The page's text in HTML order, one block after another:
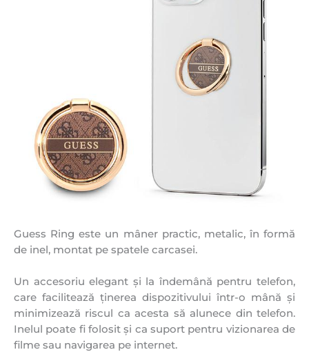
Guess Ring este un mâner practic, metalic, în formă
de inel, montat pe spatele carcasei.
Un accesoriu elegant și la îndemână pentru telefon,
care facilitează ținerea dispozitivului într-o mână și
minimizează riscul ca acesta să alunece din telefon.
Inelul poate fi folosit și ca suport pentru vizionarea de
filme sau navigarea pe internet.